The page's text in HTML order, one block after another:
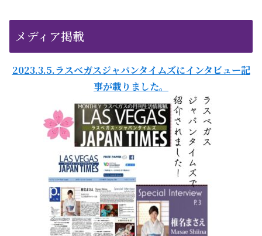
メディア掲載
2023.3.5.ラスベガスジャパンタイムズにインタビュー記
事が載りました。